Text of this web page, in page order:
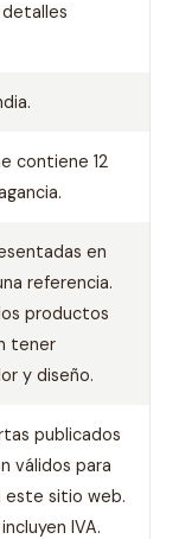
contiene 12
en
referencia.
productos
tener
y diseño.
publicados
válidos para
este sitio web.
IVA.